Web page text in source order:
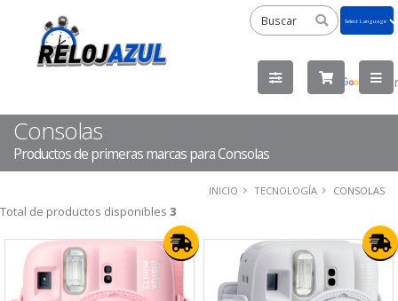
by
Consolas
Productos de primeras marcas para Consolas
INICIO TECNOLOGÍA CONSOLAS
Total de productos disponibles 3